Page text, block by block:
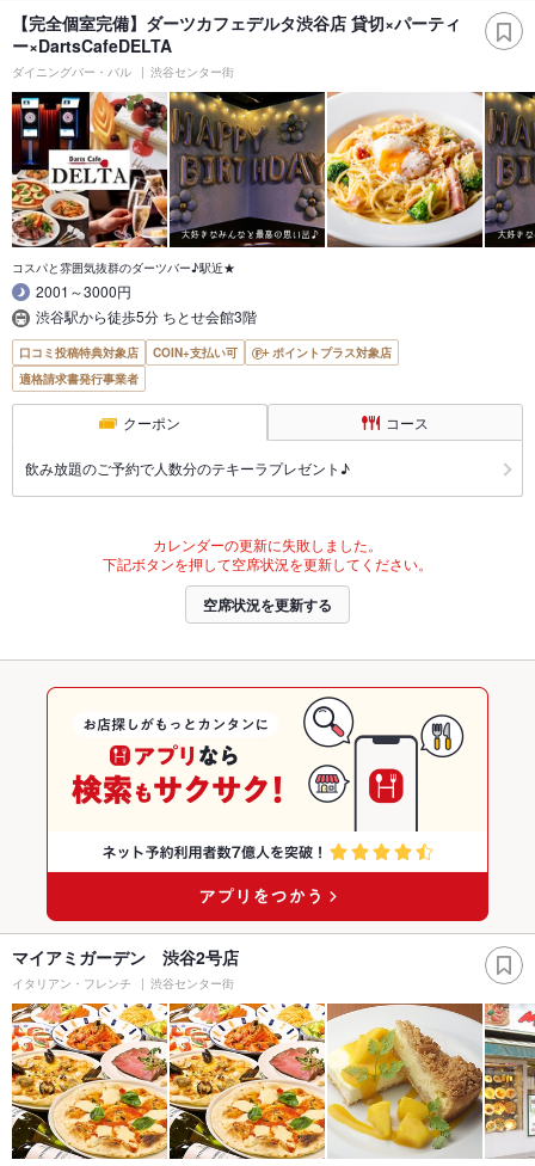
【完全個室完備】ダーツカフェデルタ渋谷店 貸切×パーティ
ー×DartsCafeDELTA
ダイニングバー・バル 渋谷センター街
コスパと雰囲気抜群のダーツバー♪駅近★
2001～3000円
渋谷駅から徒歩5分 ちとせ会館3階
口コミ投稿特典対象店 COIN+支払い可
ポイントプラス対象店
適格請求書発行事業者
クーポン コース
飲み放題のご予約で人数分のテキーラプレゼント♪
カレンダーの更新に失敗しました。
下記ボタンを押して空席状況を更新してください。
空席状況を更新する
マイアミガーデン 渋谷2号店
イタリアン・フレンチ 渋谷センター街